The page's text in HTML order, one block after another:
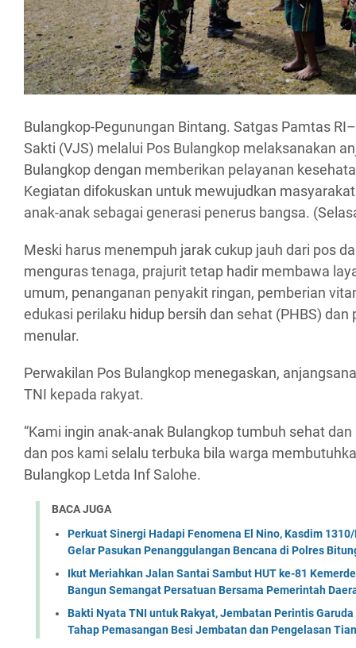
Bulangkop-Pegunungan Bintang. Satgas Pamtas
Sakti (VJS) melalui Pos Bulangkop melaksanakan
Bulangkop dengan memberikan pelayanan
Kegiatan difokuskan untuk mewujudkan
anak-anak sebagai generasi penerus bangsa.
Meski harus menempuh jarak cukup jauh dari pos
menguras tenaga, prajurit tetap hadir membawa
umum, penanganan penyakit ringan, pemberian
edukasi perilaku hidup bersih dan sehat (PHBS)
menular.
Perwakilan Pos Bulangkop menegaskan,
TNI kepada rakyat.
“Kami ingin anak-anak Bulangkop tumbuh sehat
dan pos kami selalu terbuka bila warga
Bulangkop Letda Inf Salohe.
BACA JUGA
Perkuat Sinergi Hadapi Fenomena El Nino, Kasdim
Gelar Pasukan Penanggulangan Bencana di Polres
Ikut Meriahkan Jalan Santai Sambut HUT ke-81
Bangun Semangat Persatuan Bersama Pemerintah
Bakti Nyata TNI untuk Rakyat, Jembatan Perintis
Tahap Pemasangan Besi Jembatan dan Pengelasan